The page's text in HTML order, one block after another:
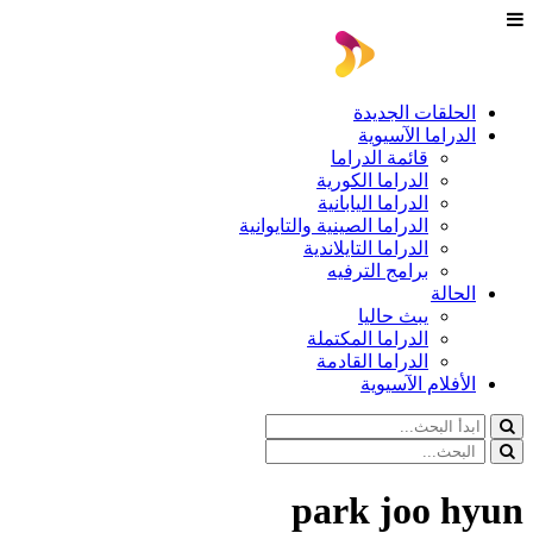
الحلقات الجديدة
الدراما الآسيوية
قائمة الدراما
الدراما الكورية
الدراما اليابانية
الدراما الصينية والتايوانية
الدراما التايلاندية
برامج الترفيه
الحالة
يبث حاليا
الدراما المكتملة
الدراما القادمة
الأفلام الآسيوية
park joo hyun